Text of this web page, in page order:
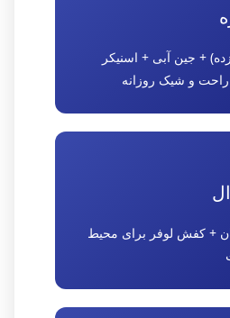
زده) + جین آبی + اسنیکر
راحت و شیک روزانه
+ کفش لوفر برای محیط